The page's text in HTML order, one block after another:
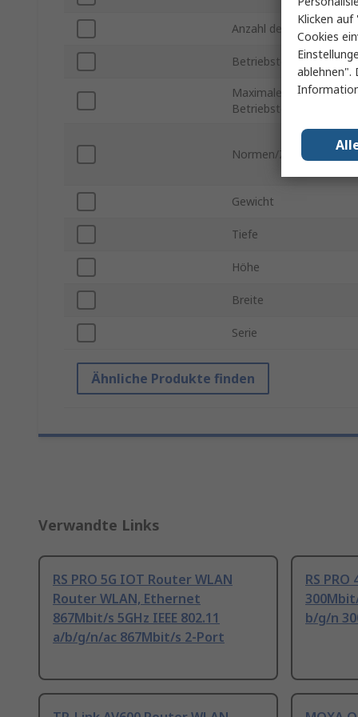
Anzahl der Anschlüsse
Betriebstemperatur
Maximale
Betriebstemperatur
Normen/Zulassungen
Gewicht
Tiefe
Höhe
Breite
Serie
Ähnliche Produkte finden
Verwandte Links
RS PRO 5G IOT Router WLAN
Router WLAN, Ethernet
867Mbit/s 5GHz IEEE 802.11
a/b/g/n/ac 867Mbit/s 2-Port
RS
b/g/n
Klicken
Cookies
ablehnen".